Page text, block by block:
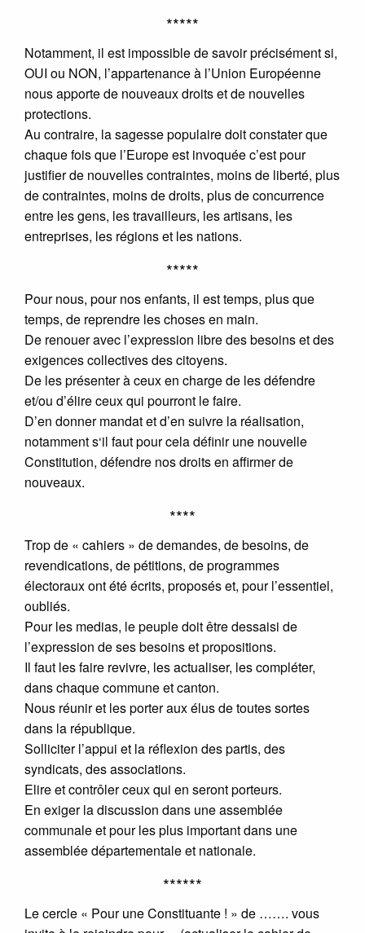
*****
Notamment, il est impossible de savoir précisément si,
OUI ou NON, l’appartenance à l’Union Européenne
nous apporte de nouveaux droits et de nouvelles
protections.
Au contraire, la sagesse populaire doit constater que
chaque fois que l’Europe est invoquée c’est pour
justifier de nouvelles contraintes, moins de liberté, plus
de contraintes, moins de droits, plus de concurrence
entre les gens, les travailleurs, les artisans, les
entreprises, les régions et les nations.
*****
Pour nous, pour nos enfants, il est temps, plus que
temps, de reprendre les choses en main.
De renouer avec l’expression libre des besoins et des
exigences collectives des citoyens.
De les présenter à ceux en charge de les défendre
et/ou d’élire ceux qui pourront le faire.
D’en donner mandat et d’en suivre la réalisation,
notamment s‘il faut pour cela définir une nouvelle
Constitution, défendre nos droits en affirmer de
nouveaux.
****
Trop de « cahiers » de demandes, de besoins, de
revendications, de pétitions, de programmes
électoraux ont été écrits, proposés et, pour l’essentiel,
oubliés.
Pour les medias, le peuple doit être dessaisi de
l’expression de ses besoins et propositions.
Il faut les faire revivre, les actualiser, les compléter,
dans chaque commune et canton.
Nous réunir et les porter aux élus de toutes sortes
dans la république.
Solliciter l’appui et la réflexion des partis, des
syndicats, des associations.
Elire et contrôler ceux qui en seront porteurs.
En exiger la discussion dans une assemblée
communale et pour les plus important dans une
assemblée départementale et nationale.
******
Le cercle « Pour une Constituante ! » de ……. vous